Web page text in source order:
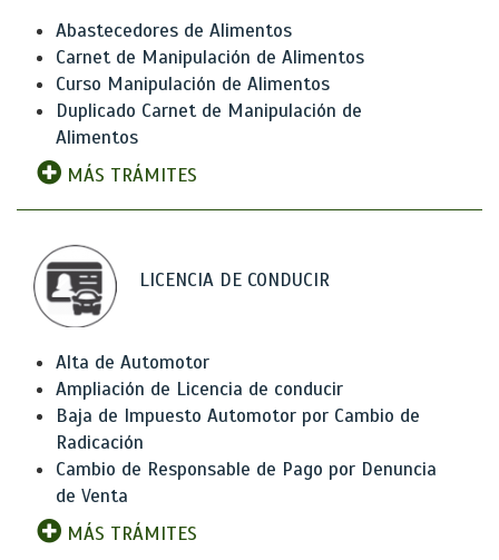
Abastecedores de Alimentos
Carnet de Manipulación de Alimentos
Curso Manipulación de Alimentos
Duplicado Carnet de Manipulación de
Alimentos
MÁS TRÁMITES
LICENCIA DE CONDUCIR
Alta de Automotor
Ampliación de Licencia de conducir
Baja de Impuesto Automotor por Cambio de
Radicación
Cambio de Responsable de Pago por Denuncia
de Venta
MÁS TRÁMITES